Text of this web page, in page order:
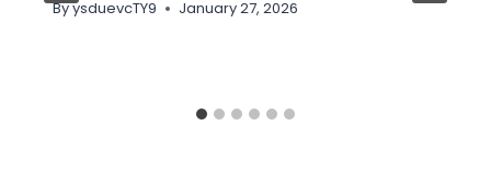
ByysduevcTY9 January 27, 2026